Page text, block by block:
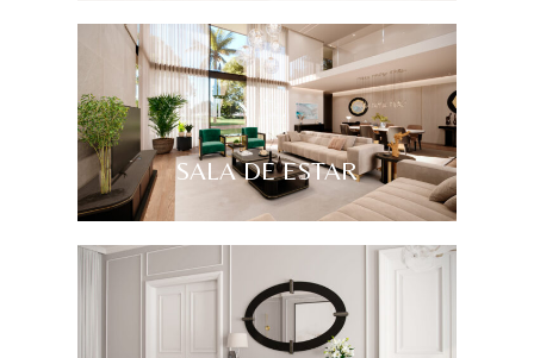
SALA DE ESTAR